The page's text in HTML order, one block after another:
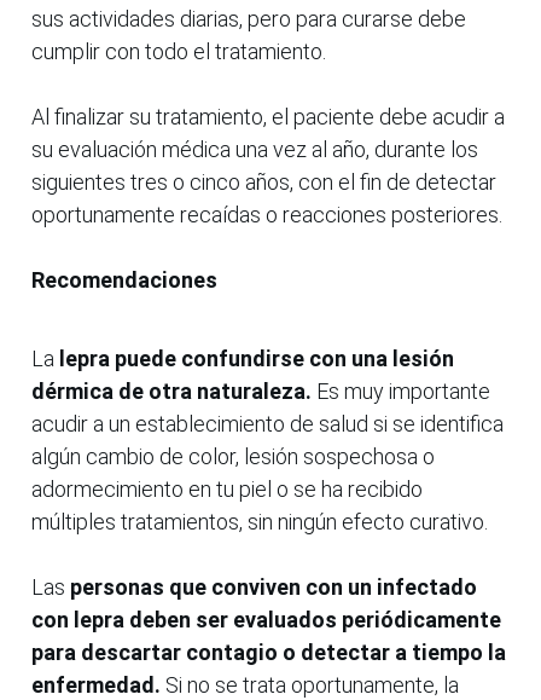
sus actividades diarias, pero para curarse debe
cumplir con todo el tratamiento.
Al finalizar su tratamiento, el paciente debe acudir a
su evaluación médica una vez al año, durante los
siguientes tres o cinco años, con el fin de detectar
oportunamente recaídas o reacciones posteriores.
Recomendaciones
La lepra puede confundirse con una lesión
dérmica de otra naturaleza. Es muy importante
acudir a un establecimiento de salud si se identifica
algún cambio de color, lesión sospechosa o
adormecimiento en tu piel o se ha recibido
múltiples tratamientos, sin ningún efecto curativo.
Las personas que conviven con un infectado
con lepra deben ser evaluados periódicamente
para descartar contagio o detectar a tiempo la
enfermedad. Si no se trata oportunamente, la